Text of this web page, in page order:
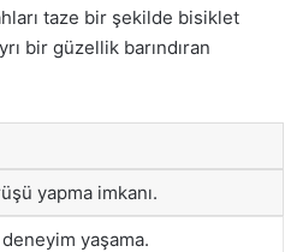
taze bir şekilde bisiklet
bir güzellik barındıran
yapma imkanı.
yaşama.